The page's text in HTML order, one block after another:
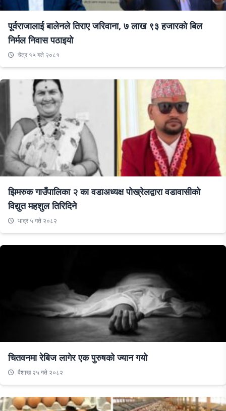
पूर्वराजालाई बालेनले तिराए जरिवाना, ७ लाख ९३ हजारको बिल
निर्मल निवास पठाइयो
चैत्र १५ गते २०८१
झिमरुक गाउँपालिका २ का वडाअध्यक्ष पोख्रेलद्वारा वडावासीको
विद्युत महशुल तिरिदिने
भाद्र ५ गते २०८२
चितवनमा रेबिज लागेर एक पुरुषको ज्यान गयो
वैशाख २५ गते २०८२